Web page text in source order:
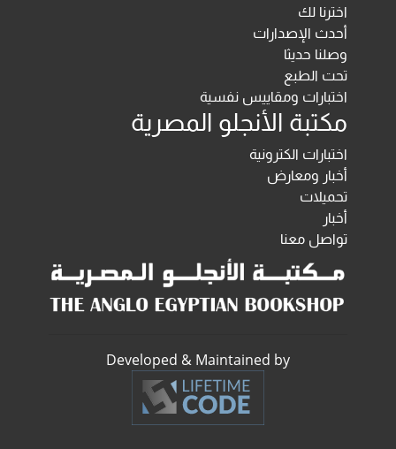
اخترنا لك
أحدث الإصدارات
وصلنا حديثا
تحت الطبع
اختبارات ومقاييس نفسية
مكتبة الأنجلو المصرية
اختبارات الكترونية
أخبار ومعارض
تحميلات
أخبار
تواصل معنا
Developed & Maintained by